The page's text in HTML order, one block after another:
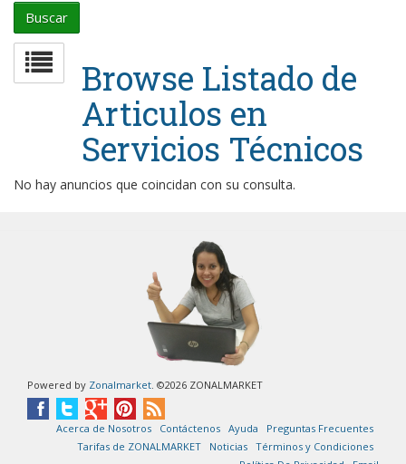
Browse Listado de
Articulos en
Servicios Técnicos
No hay anuncios que coincidan con su consulta.
Powered by Zonalmarket. ©2026 ZONALMARKET
Acerca de Nosotros Contáctenos Ayuda
Preguntas Frecuentes
Tarifas de ZONALMARKET
Noticias Términos y Condiciones